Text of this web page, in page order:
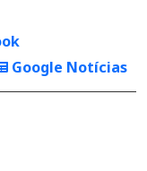
Google Notícias